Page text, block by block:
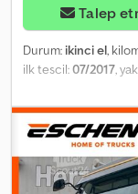
Talep
Durum: ikinci el,
ilk tescil:07/2017,
yeşil, vites türü:
hacmi:17 m³,
, ? Carnehl
kademeli motor
şanzıman ? Klima